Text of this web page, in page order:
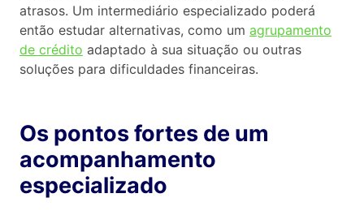
atrasos. Um intermediário especializado poderá
então estudar alternativas, como um agrupamento
de crédito adaptado à sua situação ou outras
soluções para dificuldades financeiras.
Os pontos fortes de um
acompanhamento
especializado